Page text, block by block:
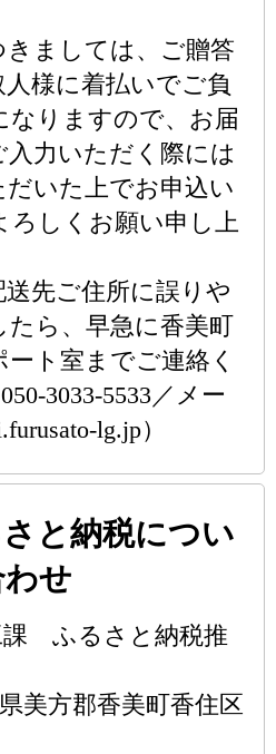
ましては、ご贈答
様に着払いでご負
なりますので、お届
力いただく際には
いた上でお申込い
ろしくお願い申し上
先ご住所に誤りや
ら、早急に香美町
ト室までご連絡く
3033-5533／メー
lg.jp）
と納税につい
せ
ふるさと納税推
美方郡香美町香住区